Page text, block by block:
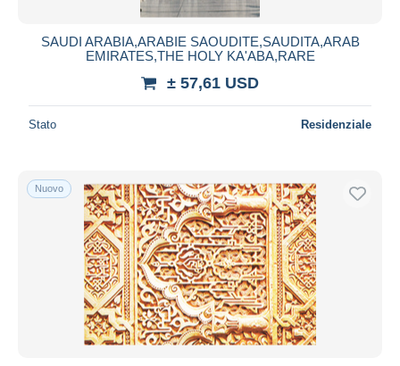
SAUDI ARABIA,ARABIE SAOUDITE,SAUDITA,ARAB
EMIRATES,THE HOLY KA'ABA,RARE
± 57,61 USD
Stato Residenziale
Nuovo